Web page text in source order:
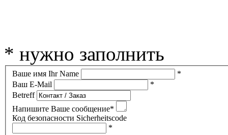
* нужно заполнить
Ваше имя Ihr Name
*
Ваш E-Mail
*
Betreff
Напишите Ваше сообщение*
Код безопасности Sicherheitscode
*